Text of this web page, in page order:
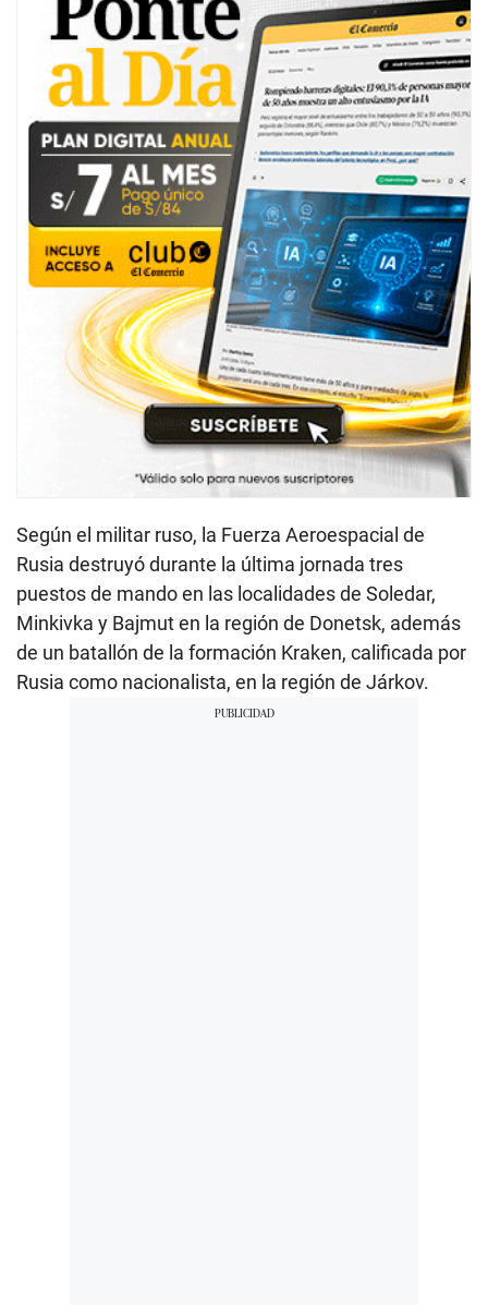
Según el militar ruso, la Fuerza Aeroespacial de
Rusia destruyó durante la última jornada tres
puestos de mando en las localidades de Soledar,
Minkivka y Bajmut en la región de Donetsk, además
de un batallón de la formación Kraken, calificada por
Rusia como nacionalista, en la región de Járkov.